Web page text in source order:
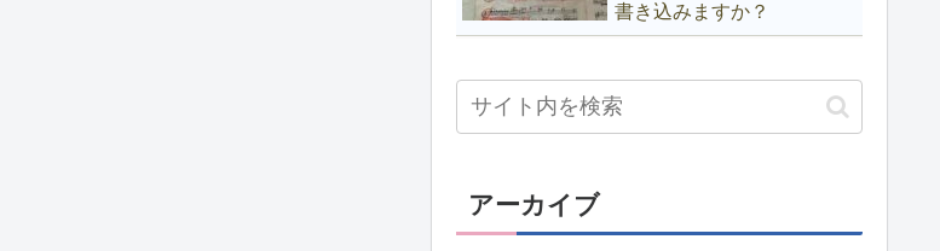
書き込みますか？
アーカイブ